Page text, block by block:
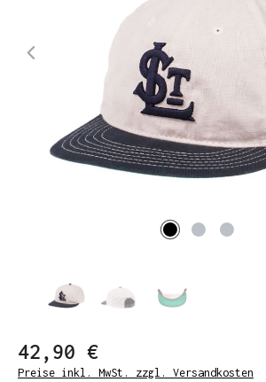
42,90 €
Preise inkl. MwSt. zzgl. Versandkosten